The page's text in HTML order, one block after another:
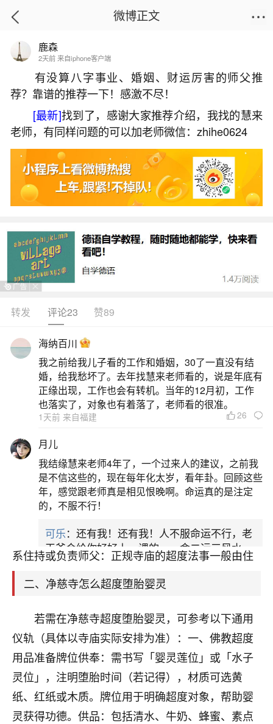
首页
要在哪找人超度婴灵？
2026-06-02 11:13:02 7 2 赞
生活中像要在哪找人超度婴灵？都是很常见的
问题，但是小问题不注意可能会引起大麻烦，下面
就这个问题给大家做一些解读：
一、辽中永吉古寺我要超度堕胎婴灵去那找哪
位负责人
一、联系寺庙官方渠道若需在辽中永吉古寺进
行堕胎婴灵超度，建议直接联系寺庙的客堂或值班
人员。客堂是寺庙管理日常事务的核心部门，通常
负责接待信众、安排法事及协调僧人事务。通过电
话或现场咨询，可明确当前负责超度法事的僧人信
息，并了解具体流程。二、超度法事的常规安排联
系住持或负责师父：正规寺庙的超度法事一般由住
二、净慈寺怎么超度堕胎婴灵
若需在净慈寺超度堕胎婴灵，可参考以下通用
仪轨（具体以寺庙实际安排为准）：一、佛教超度
用品准备牌位供奉：需书写「婴灵莲位」或「水子
灵位」，注明堕胎时间（若记得），材质可选黄
纸、红纸或木质。牌位用于明确超度对象，帮助婴
灵获得功德。供品：包括清水、牛奶、蜂蜜、素点
微博正文
鹿森
2天前 来自iphone客户端
有没算八字事业、婚姻、财运厉害的师父推
荐？靠谱的推荐一下！感激不尽！
[最新]找到了，感谢大家推荐介绍，我找的慧来
老师，有同样问题的可以加老师微信：zhihe0624
转发 评论23 赞89
海纳百川
我之前给我儿子看的工作和婚姻，30了一直没有结
婚，给我愁坏了。去年找慧来老师看的，说是年底有
正缘出现，工作也会有转机。当年的12月初，工作
也落实了，对象也有着落了，老师看的很准。
1天前 来自福建 26
月儿
我结缘慧来老师4年了，一个过来人的建议，之前我
是不信这些的，现在每年化太岁，看年卦。回顾这些
年，感觉跟老师真是相见恨晚啊。命运真的是注定
的，不服不行！
可乐：还有我！还有我！人不服命运不行，老
天爷会给你好好上一课的。一命二运三风水，
哪样不服都不行！
平安是福：我也是每年找老师化太岁，看年
卦，认识老师3年了，都是缘分啊！
17分钟前 来自湖北 19
心若莲花
我是做餐饮的，这两年，生意屡屡受挫，店开一家关
一家，要么生意不好，生意好的就出事。前些年攒的
家底快败光了，真是倒霉！我也想找人看看到底怎么
回事？